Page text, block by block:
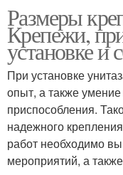
Размеры
Крепежи,
установке и
При установке
опыт, а также
приспособления.
надежного
работ необходимо
мероприятий, а